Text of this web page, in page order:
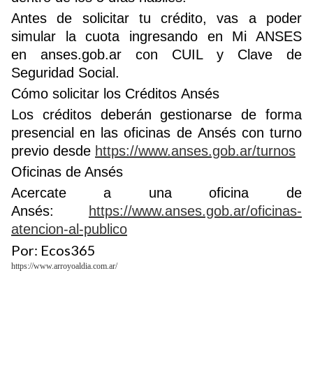
Antes de solicitar tu crédito, vas a poder
simular la cuota ingresando en Mi ANSES
en anses.gob.ar con CUIL y Clave de
Seguridad Social.
Cómo solicitar los Créditos Ansés
Los créditos deberán gestionarse de forma
presencial en las oficinas de Ansés con turno
previo desde https://www.anses.gob.ar/turnos
Oficinas de Ansés
Acercate a una oficina de
Ansés:
https://www.anses.gob.ar/oficinas-
atencion-al-publico
Por: Ecos365
https://www.arroyoaldia.com.ar/